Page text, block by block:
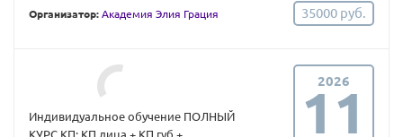
Организатор: Академия Элия Грация 35000 руб.
Индивидуальное обучение ПОЛНЫЙ
КУРС КП: КП лица + КП губ +
2026
11